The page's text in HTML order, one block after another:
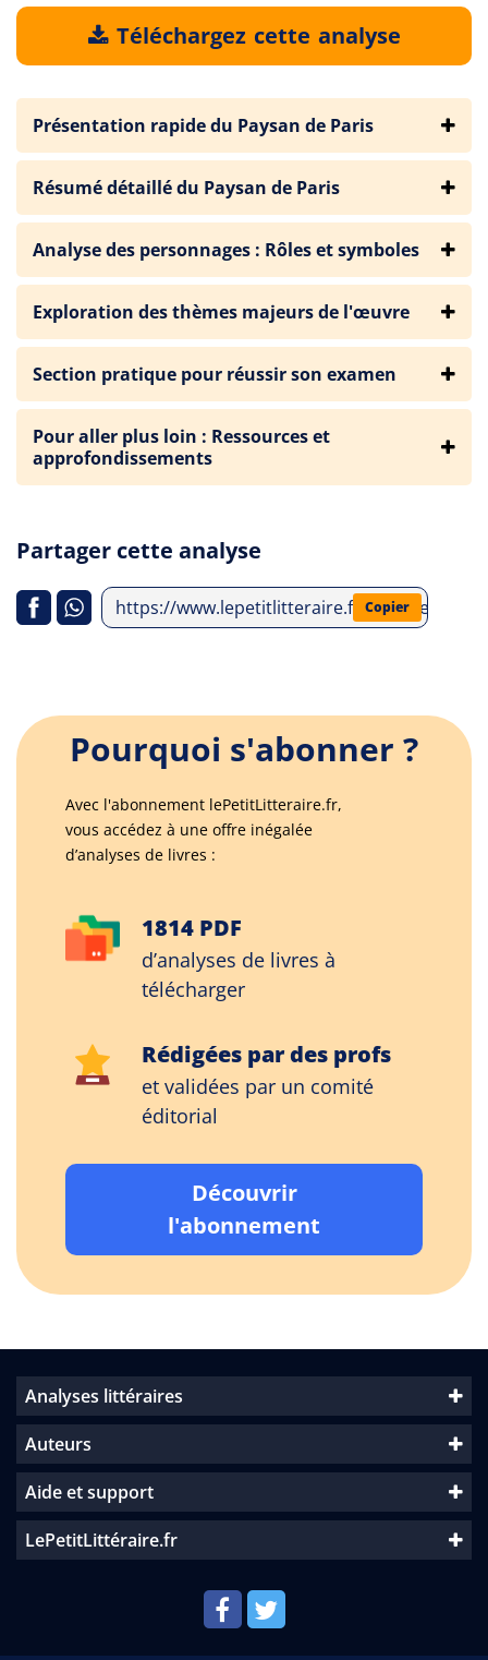
Téléchargez cette analyse
Présentation rapide du Paysan de Paris
Résumé détaillé du Paysan de Paris
Analyse des personnages : Rôles et symboles
Exploration des thèmes majeurs de l'œuvre
Section pratique pour réussir son examen
Pour aller plus loin : Ressources et
approfondissements
Partager cette analyse
https://www.lepetitlitteraire.fr/analyses-
Copier
Pourquoi s'abonner ?
Avec l'abonnement lePetitLitteraire.fr,
vous accédez à une offre inégalée
d’analyses de livres :
1814 PDF
d’analyses de livres à
télécharger
Rédigées par des profs
et validées par un comité
éditorial
Découvrir
l'abonnement
Analyses littéraires
Auteurs
Aide et support
LePetitLittéraire.fr